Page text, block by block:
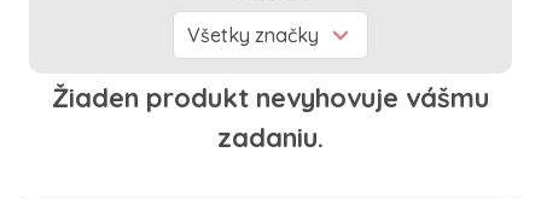
Žiaden produkt nevyhovuje vášmu
zadaniu.